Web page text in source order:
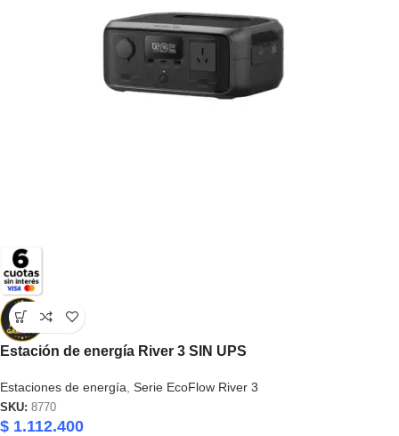
Estación de energía River 3 SIN UPS
Estaciones de energía Serie EcoFlow River 3
SKU: 8770
$ 1.112.400